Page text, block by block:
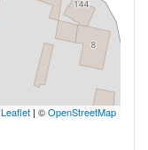
Leaflet | ©OpenStreetMap